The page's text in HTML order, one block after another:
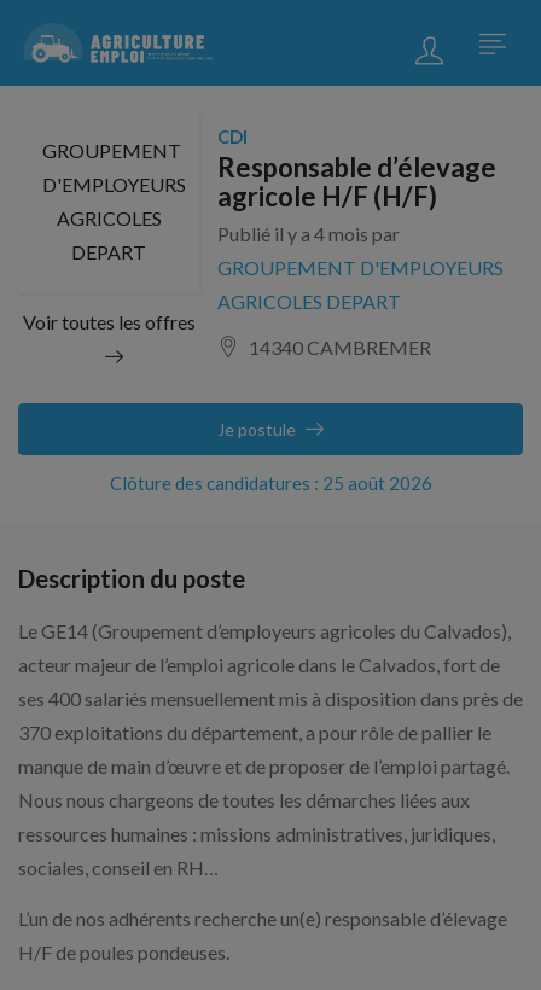
GROUPEMENT
D'EMPLOYEURS
AGRICOLES
DEPART
Voir toutes les offres
CDI
Responsable d’élevage
agricole H/F (H/F)
Publié il y a 4 mois par
GROUPEMENT D'EMPLOYEURS
AGRICOLES DEPART
14340 CAMBREMER
Clôture des candidatures : 25 août 2026
Je postule
Description du poste
Le GE14 (Groupement d’employeurs agricoles du Calvados),
acteur majeur de l’emploi agricole dans le Calvados, fort de
ses 400 salariés mensuellement mis à disposition dans près de
370 exploitations du département, a pour rôle de pallier le
manque de main d’œuvre et de proposer de l’emploi partagé.
Nous nous chargeons de toutes les démarches liées aux
ressources humaines : missions administratives, juridiques,
sociales, conseil en RH…
L’un de nos adhérents recherche un(e) responsable d’élevage
H/F de poules pondeuses.